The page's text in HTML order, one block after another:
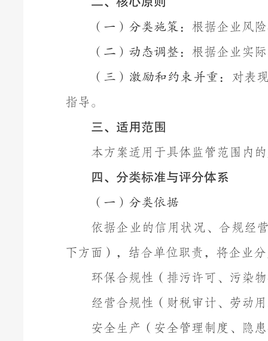
（一）分类施策： 根据企业风
（二）动态调整： 根据企业实
（三）激励和约束并重：
对表
指导。
三、 适用范围
本方案适用于具体监管范围内
四 、分类标准与评分体系
（一）分类依据
依据企业的信用状况、合规经
下方面），结合单位职责，将企业
环保合规性（排污许可、污染
经营合规性（财税审计、劳动
安全生产（安全管理制度、隐